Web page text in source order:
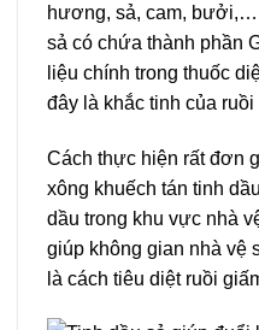
hương, sả, cam, bưởi,…
sả có chứa thành phần
liệu chính trong thuốc
đây là khắc tinh của ruồi
Cách thực hiện rất đơn
xông khuếch tán tinh
dầu trong khu vực nhà
giúp không gian nhà vệ
là cách tiêu diệt ruồi